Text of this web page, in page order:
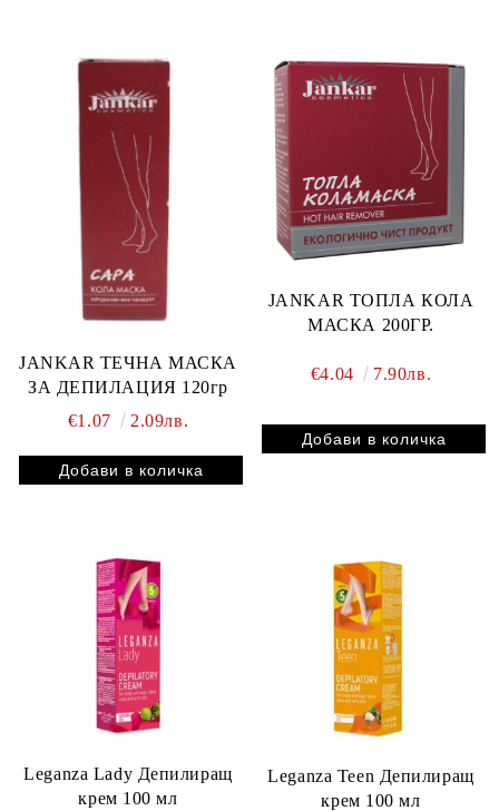
JANKAR ТЕЧНА МАСКА
ЗА ДЕПИЛАЦИЯ 120гр
€1.07
2.09лв.
JANKAR ТОПЛА КОЛА
МАСКА 200ГР.
€4.04 7.90лв.
Leganza Lady Депилиращ
крем 100 мл
Leganza Teen Депилиращ
крем 100 мл